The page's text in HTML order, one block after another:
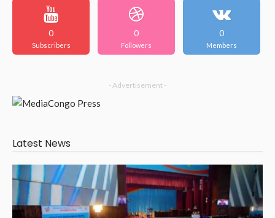
0
Subscribers
0
Followers
0
Members
- Advertisement -
Latest News